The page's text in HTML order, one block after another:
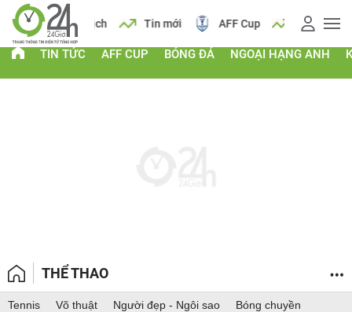
Lịch Tin mới AFF Cup Giá vàng
TIN TỨC AFF CUP BÓNG ĐÁ NGOẠI HẠNG ANH
THỂ THAO
Tennis Võ thuật Người đẹp - Ngôi sao Bóng chuyền